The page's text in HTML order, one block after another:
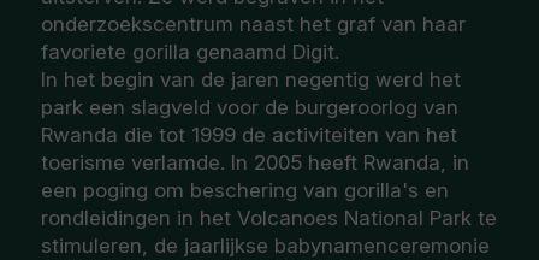
onderzoekscentrum naast het graf van haar
favoriete gorilla genaamd Digit.
In het begin van de jaren negentig werd het
park een slagveld voor de burgeroorlog van
Rwanda die tot 1999 de activiteiten van het
toerisme verlamde. In 2005 heeft Rwanda, in
een poging om beschering van gorilla's en
rondleidingen in het Volcanoes National Park te
stimuleren, de jaarlijkse babynamenceremonie